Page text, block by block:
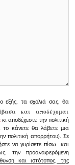
εξής, τα σχόλιά σας, θα
και αποδέχομαι
κι αποδέχεστε την πολιτική
κάνετε θα λάβετε μια
πολιτική απορρήτου). Σε
να γυρίσετε πίσω και
την προαναφερόμενη
και ιστότοπος, της